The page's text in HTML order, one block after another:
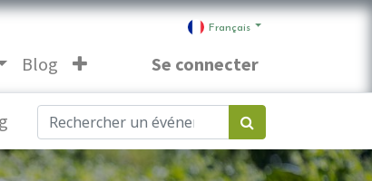
Français
Blog Se connecter